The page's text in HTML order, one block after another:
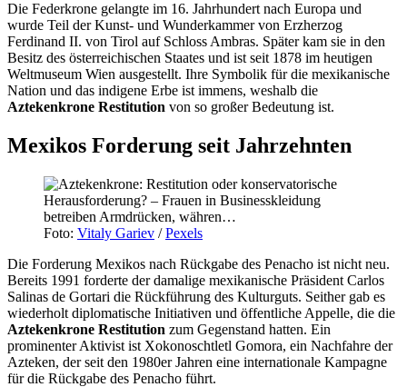
Die Federkrone gelangte im 16. Jahrhundert nach Europa und
wurde Teil der Kunst- und Wunderkammer von Erzherzog
Ferdinand II. von Tirol auf Schloss Ambras. Später kam sie in den
Besitz des österreichischen Staates und ist seit 1878 im heutigen
Weltmuseum Wien ausgestellt. Ihre Symbolik für die mexikanische
Nation und das indigene Erbe ist immens, weshalb die
Aztekenkrone Restitution von so großer Bedeutung ist.
Mexikos Forderung seit Jahrzehnten
Foto: Vitaly Gariev /Pexels
Die Forderung Mexikos nach Rückgabe des Penacho ist nicht neu.
Bereits 1991 forderte der damalige mexikanische Präsident Carlos
Salinas de Gortari die Rückführung des Kulturguts. Seither gab es
wiederholt diplomatische Initiativen und öffentliche Appelle, die die
Aztekenkrone Restitution zum Gegenstand hatten. Ein
prominenter Aktivist ist Xokonoschtletl Gomora, ein Nachfahre der
Azteken, der seit den 1980er Jahren eine internationale Kampagne
für die Rückgabe des Penacho führt.